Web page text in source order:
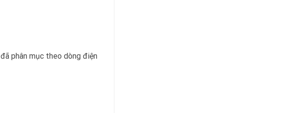
đã phân mục theo dòng điện